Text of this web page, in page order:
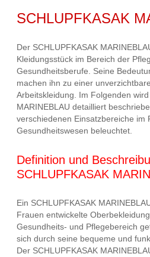
SCHLUPFKASAK
Der SCHLUPFKASAK
Kleidungsstück im Bereich der
Gesundheitsberufe. Seine
machen ihn zu einer
Arbeitskleidung. Im Folgenden
MARINEBLAU detailliert
verschiedenen Einsatzbereiche im
Gesundheitswesen beleuchtet.
Definition und
SCHLUPFKASAK
Ein SCHLUPFKASAK
Frauen entwickelte
Gesundheits- und Pflegebereich
sich durch seine bequeme und
Der SCHLUPFKASAK